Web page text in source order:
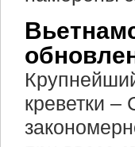
креветки